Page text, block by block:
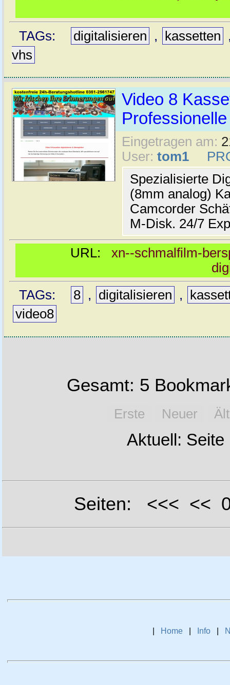
TAGs: digitalisieren , kassetten
vhs
Video 8
Eingetragen am:
User: tom1
Spezialisierte
(8mm analog)
Camcorder
M-Disk. 24/7
URL: xn--schmalfilm-
TAGs:
8 , digitalisieren ,
video8
Gesamt: 5
Erste Neuer
Aktuell: Seite
Seiten: <<< <<
Home Info